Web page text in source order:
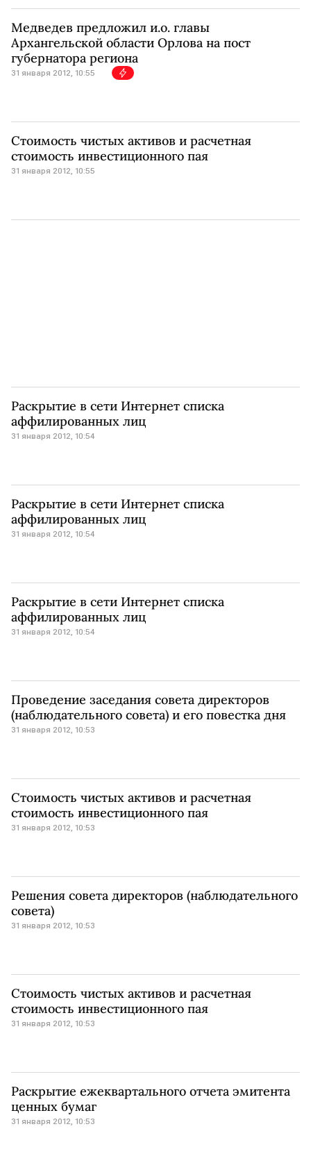
Медведев предложил и.о. главы
Архангельской области Орлова на пост
губернатора региона
31 января 2012, 10:55
Стоимость чистых активов и расчетная
стоимость инвестиционного пая
31 января 2012, 10:55
Раскрытие в сети Интернет списка
аффилированных лиц
31 января 2012, 10:54
Раскрытие в сети Интернет списка
аффилированных лиц
31 января 2012, 10:54
Раскрытие в сети Интернет списка
аффилированных лиц
31 января 2012, 10:54
Проведение заседания совета директоров
(наблюдательного совета) и его повестка дня
31 января 2012, 10:53
Стоимость чистых активов и расчетная
стоимость инвестиционного пая
31 января 2012, 10:53
Решения совета директоров (наблюдательного
совета)
31 января 2012, 10:53
Стоимость чистых активов и расчетная
стоимость инвестиционного пая
31 января 2012, 10:53
Раскрытие ежеквартального отчета эмитента
ценных бумаг
31 января 2012, 10:53